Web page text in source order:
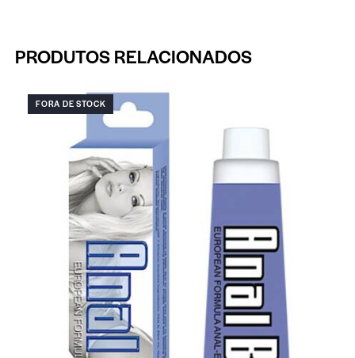
PRODUTOS RELACIONADOS
FORA DE STOCK